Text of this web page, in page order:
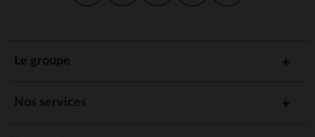
Le groupe
Nos services